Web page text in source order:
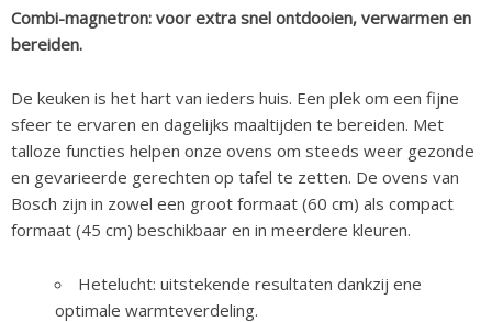
Combi-magnetron: voor extra snel ontdooien, verwarmen en
bereiden.
De keuken is het hart van ieders huis. Een plek om een fijne
sfeer te ervaren en dagelijks maaltijden te bereiden. Met
talloze functies helpen onze ovens om steeds weer gezonde
en gevarieerde gerechten op tafel te zetten. De ovens van
Bosch zijn in zowel een groot formaat (60 cm) als compact
formaat (45 cm) beschikbaar en in meerdere kleuren.
Hetelucht: uitstekende resultaten dankzij ene
optimale warmteverdeling.